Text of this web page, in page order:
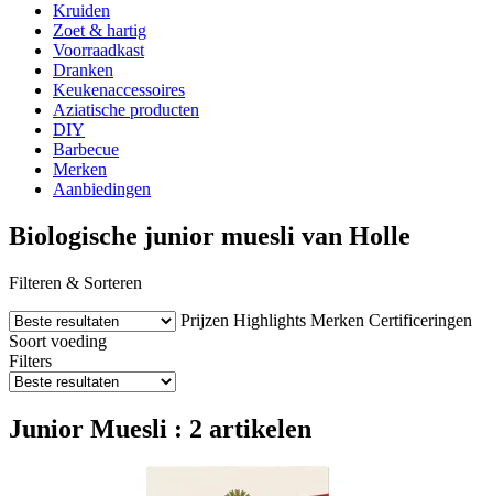
Kruiden
Zoet & hartig
Voorraadkast
Dranken
Keukenaccessoires
Aziatische producten
DIY
Barbecue
Merken
Aanbiedingen
Biologische junior muesli van Holle
Filteren & Sorteren
Prijzen Highlights Merken Certificeringen
Soort voeding
Filters
Junior Muesli : 2 artikelen